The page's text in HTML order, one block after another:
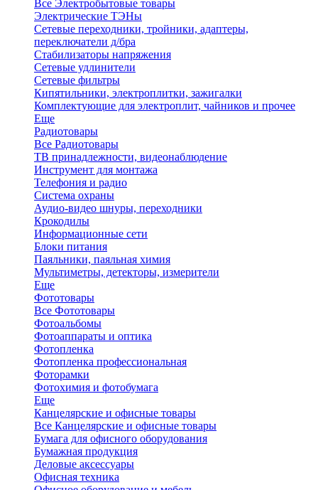
Все Электробытовые товары
Электрические ТЭНы
Сетевые переходники, тройники, адаптеры,
переключатели д/бра
Стабилизаторы напряжения
Сетевые удлинители
Сетевые фильтры
Кипятильники, электроплитки, зажигалки
Комплектующие для электроплит, чайников и прочее
Еще
Радиотовары
Все Радиотовары
ТВ принадлежности, видеонаблюдение
Инструмент для монтажа
Телефония и радио
Система охраны
Аудио-видео шнуры, переходники
Крокодилы
Информационные сети
Блоки питания
Паяльники, паяльная химия
Мультиметры, детекторы, измерители
Еще
Фототовары
Все Фототовары
Фотоальбомы
Фотоаппараты и оптика
Фотопленка
Фотопленка профессиональная
Фоторамки
Фотохимия и фотобумага
Еще
Канцелярские и офисные товары
Все Канцелярские и офисные товары
Бумага для офисного оборудования
Бумажная продукция
Деловые аксессуары
Офисная техника